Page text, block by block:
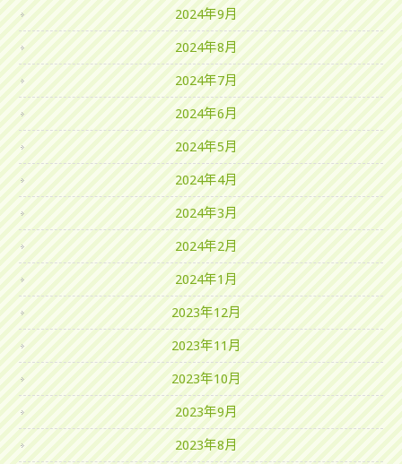
2024年9月
2024年8月
2024年7月
2024年6月
2024年5月
2024年4月
2024年3月
2024年2月
2024年1月
2023年12月
2023年11月
2023年10月
2023年9月
2023年8月